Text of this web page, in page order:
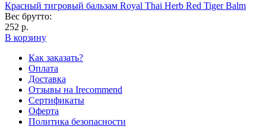
Красный тигровый бальзам Royal Thai Herb Red Tiger Balm
Вес брутто:
252 р.
В корзину
Как заказать?
Оплата
Доставка
Отзывы на Irecommend
Сертификаты
Оферта
Политика безопасности